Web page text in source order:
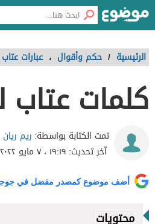
الرئيسية / حكم وأقوال ، عبارات عتاب
كلمات عتاب
تمت الكتابة بواسطة: ريم ريان
آخر تحديث: ١٩:١٩ ، ٧ مايو ٢٠٢٢
أضف موضوع كمصدر مفضل في
محتويات